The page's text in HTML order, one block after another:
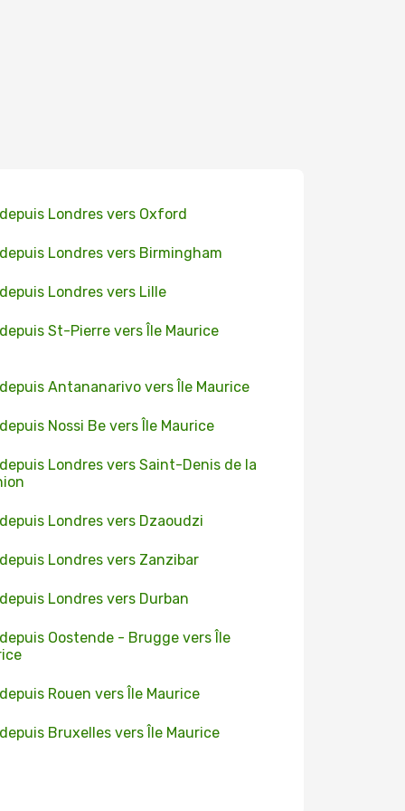
Londres vers Oxford
Londres vers Birmingham
Londres vers Lille
St-Pierre vers Île Maurice
Antananarivo vers Île Maurice
Nossi Be vers Île Maurice
Londres vers Saint-Denis de la
Londres vers Dzaoudzi
Londres vers Zanzibar
Londres vers Durban
Oostende - Brugge vers Île
Rouen vers Île Maurice
Bruxelles vers Île Maurice